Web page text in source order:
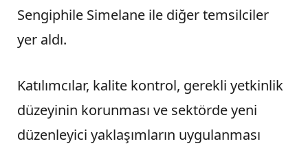
Sengiphile Simelane ile diğer temsilciler
yer aldı.
Katılımcılar, kalite kontrol, gerekli yetkinlik
düzeyinin korunması ve sektörde yeni
düzenleyici yaklaşımların uygulanması